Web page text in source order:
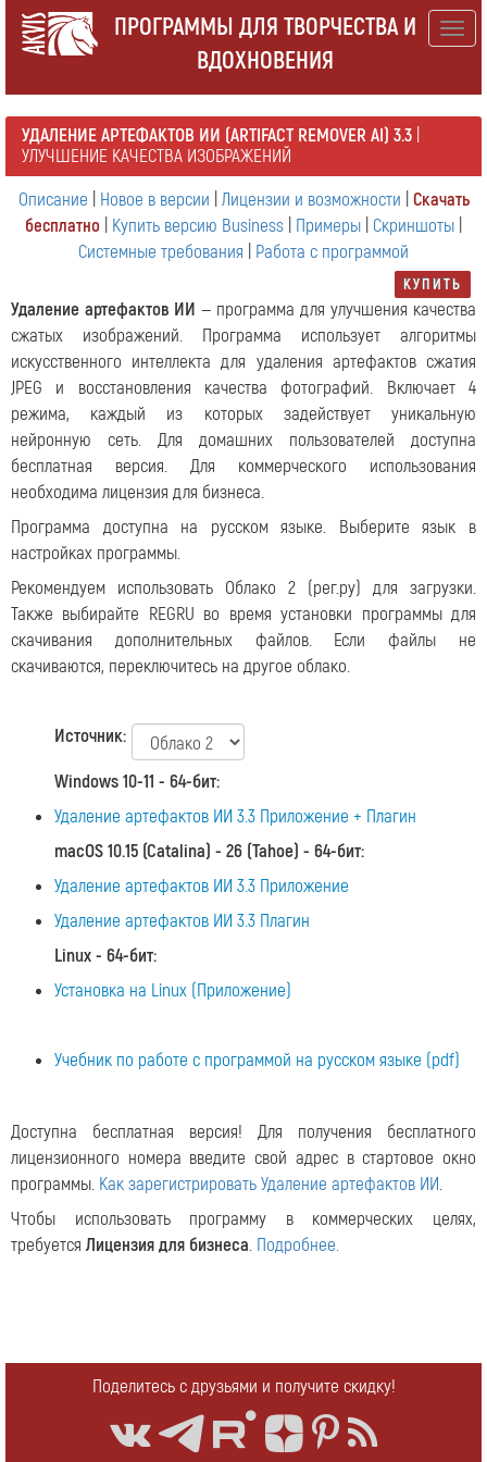
ПРОГРАММЫ ДЛЯ ТВОРЧЕСТВА И
ВДОХНОВЕНИЯ
УДАЛЕНИЕ АРТЕФАКТОВ ИИ (ARTIFACT REMOVER AI) 3.3
УЛУЧШЕНИЕ КАЧЕСТВА ИЗОБРАЖЕНИЙ
Описание
Новое в версии Лицензии и возможности Скачать
бесплатно
Купить версию Business Примеры Скриншоты
Системные требования
Работа с программой
КУПИТЬ
Удаление артефактов ИИ — программа для улучшения качества
сжатых изображений. Программа использует алгоритмы
искусственного интеллекта для удаления артефактов сжатия
JPEG и восстановления качества фотографий. Включает 4
режима, каждый из которых задействует уникальную
нейронную сеть. Для домашних пользователей доступна
бесплатная версия. Для коммерческого использования
необходима лицензия для бизнеса.
Программа доступна на русском языке. Выберите язык в
настройках программы.
Рекомендуем использовать Облако 2 (рег.ру) для загрузки.
Также выбирайте REGRU во время установки программы для
скачивания дополнительных файлов. Если файлы не
скачиваются, переключитесь на другое облако.
Источник:
Windows 10-11 - 64-бит:
Удаление артефактов ИИ 3.3 Приложение + Плагин
macOS 10.15 (Catalina) - 26 (Tahoe) - 64-бит:
Удаление артефактов ИИ 3.3 Приложение
Удаление артефактов ИИ 3.3 Плагин
Linux - 64-бит:
Установка на Linux (Приложение)
Учебник по работе с программой на русском языке (pdf)
Доступна бесплатная версия! Для получения бесплатного
лицензионного номера введите свой адрес в стартовое окно
программы. Как зарегистрировать Удаление артефактов ИИ.
Чтобы использовать программу в коммерческих целях,
требуется Лицензия для бизнеса. Подробнее.
Поделитесь с друзьями и получите скидку!